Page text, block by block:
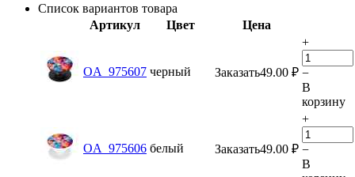
Список вариантов товара
Артикул
Цвет Цена
OA_975607 черный Заказать49.00 ₽
+
−
В
корзину
OA_975606 белый Заказать49.00 ₽
+
−
В